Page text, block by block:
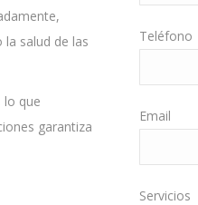
salud de las
lo que
garantiza
Teléfono
Email
Servicios